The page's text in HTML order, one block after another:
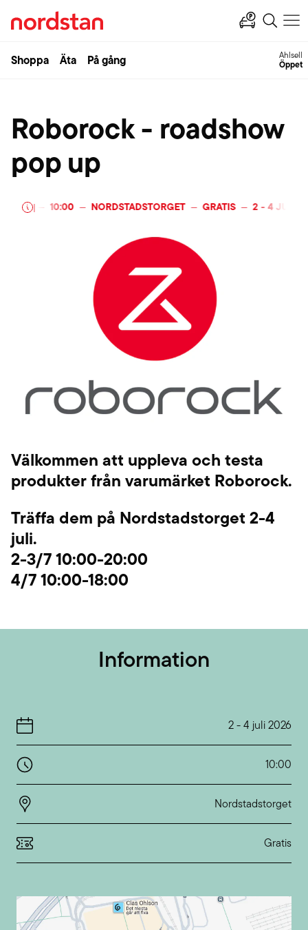
Shoppa Äta På gång Ahlsell
Öppet
Roborock - roadshow
pop up
|
— 10:00 — NORDSTADSTORGET — GRATIS — 2 -4 JULI
Välkommen att uppleva och testa
produkter från varumärket Roborock.
Träffa dem på Nordstadstorget 2-4
juli.
2-3/7 10:00-20:00
4/7 10:00-18:00
Information
2-4 juli 2026
10:00
Nordstadstorget
Gratis